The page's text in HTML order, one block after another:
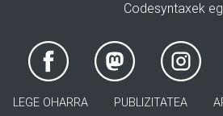
Codesyntaxek
LEGE OHARRA PUBLIZITATEA